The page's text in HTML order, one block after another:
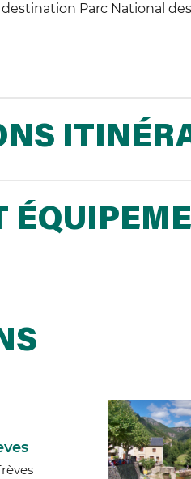
Parc National